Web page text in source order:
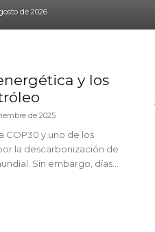
de 2026
y los
de 2025
COP30 y uno de los
la descarbonización de
Sin embargo, días...